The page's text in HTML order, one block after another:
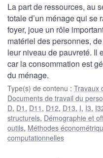
La part de ressources, au
totale d’un ménage qui se
foyer, joue un rôle
matériel des personnes,
leur niveau de pauvreté. Il
car la consommation est
du ménage.
Type(s) de contenu : Travaux
Documents de travail du
D, D1 , D11 , D12, D13, I, I3,
structurels, Démographie et
outils, Méthodes
computationnelles